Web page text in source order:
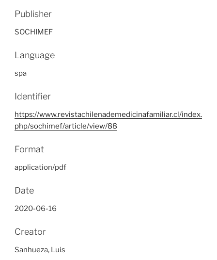
Publisher
SOCHIMEF
Language
spa
Identifier
https://www.revistachilenademedicinafamiliar.cl/index.
php/sochimef/article/view/88
Format
application/pdf
Date
2020-06-16
Creator
Sanhueza, Luis